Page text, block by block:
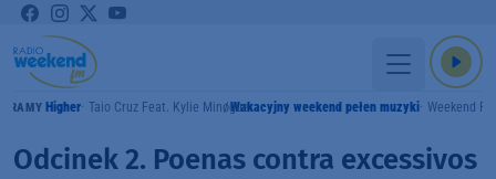
GRAMY Higher Taio Cruz Feat. Kylie MinogueWakacyjny weekend pełen muzyki Weekend FM
Odcinek 2. Poenas contra excessivos